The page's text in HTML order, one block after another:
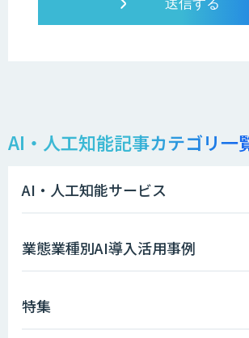
AI・人工知能記事カテゴリ一
AI・人工知能サービス
業態業種別AI導入活用事例
特集